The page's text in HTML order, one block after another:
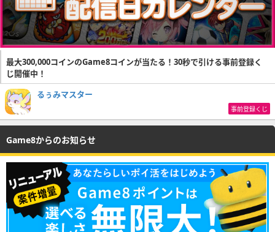
最大300,000コインのGame8コインが当たる！30秒で引ける事前登録く
じ開催中！
るぅみマスター
事前登録くじ
Game8からのお知らせ